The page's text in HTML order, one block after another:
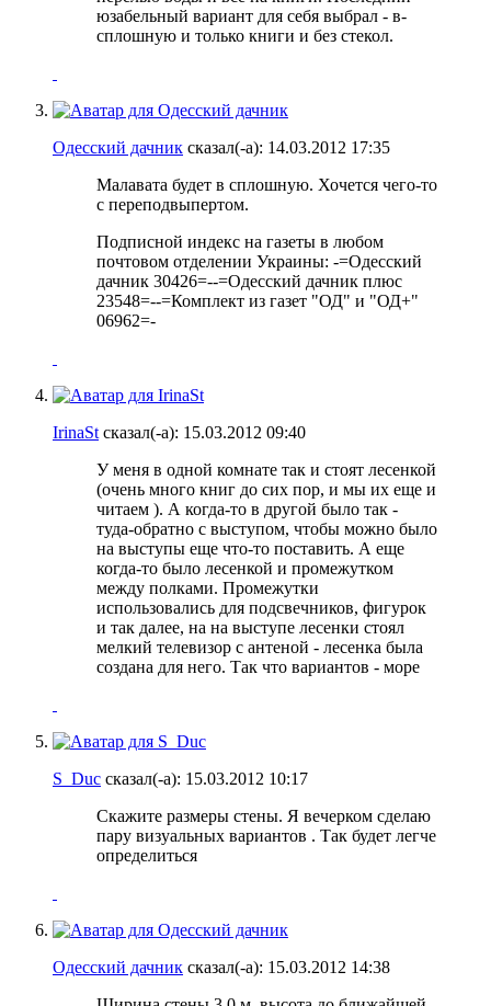
юзабельный вариант для себя выбрал - в-
сплошную и только книги и без стекол.
Одесский дачник сказал(-а): 14.03.2012 17:35
Малавата будет в сплошную. Хочется чего-то
с переподвыпертом.
Подписной индекс на газеты в любом
почтовом отделении Украины: -=Одесский
дачник 30426=--=Одесский дачник плюс
23548=--=Комплект из газет "ОД" и "ОД+"
06962=-
IrinaSt сказал(-а): 15.03.2012 09:40
У меня в одной комнате так и стоят лесенкой
(очень много книг до сих пор, и мы их еще и
читаем ). А когда-то в другой было так -
туда-обратно с выступом, чтобы можно было
на выступы еще что-то поставить. А еще
когда-то было лесенкой и промежутком
между полками. Промежутки
использовались для подсвечников, фигурок
и так далее, на на выступе лесенки стоял
мелкий телевизор с антеной - лесенка была
создана для него. Так что вариантов - море
S_Duc сказал(-а): 15.03.2012 10:17
Скажите размеры стены. Я вечерком сделаю
пару визуальных вариантов . Так будет легче
определиться
Одесский дачник сказал(-а): 15.03.2012 14:38